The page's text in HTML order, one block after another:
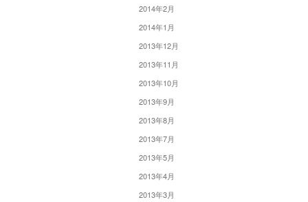
2014年2月
2014年1月
2013年12月
2013年11月
2013年10月
2013年9月
2013年8月
2013年7月
2013年5月
2013年4月
2013年3月